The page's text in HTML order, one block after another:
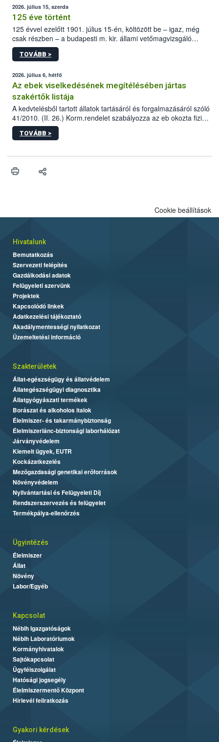
2026. július 15, szerda
125 éve történt
125 évvel ezelőtt 1901. július 15-én, költözött be – igaz, még
csak részben – a budapesti m. kir. állami vetőmagvizsgáló
állomás a Kis Rókus utca 15. szám alatti, Czigler Győző által
tervezett új épületébe.
TOVÁBB >
2026. július 6, hétfő
Az ebek viselkedésének megítélésében jártas
szakértők listája
A kedvtelésből tartott állatok tartásáról és forgalmazásáról szóló
41/2010. (II. 26.) Korm.rendelet szabályozza az eb okozta fizikai
sérülés, illetve ennek veszélye keletkezésekor felmerülő
hatósági feladatokat, valamint a veszélyes eb tartását és annak
vonni az ebek viselkedésének megítélésében jártas szakértőt.
TOVÁBB >
Cookie beállítások
Hivatalunk
Bemutatkozás
Szervezeti felépítés
Gazdálkodási adatok
Felügyeleti szervünk
Projektek
Kapcsolódó linkek
Adatkezelési tájékoztató
Akadálymentességi nyilatkozat
Üzemeltetési információ
Szakterületek
Állat-egészségügy és állatvédelem
Állategészségügyi diagnosztika
Állatgyógyászati termékek
Borászat és alkoholos italok
Élelmiszer- és takarmánybiztonság
Élelmiszerlánc-biztonsági laborhálózat
Járványvédelem
Kiemelt ügyek, EUTR
Kockázatkezelés
Mezőgazdasági genetikai erőforrások
Növényvédelem
Nyilvántartási és Felügyeleti Díj
Rendszerszervezés és felügyelet
Termékpálya-ellenőrzés
Ügyintézés
Élelmiszer
Állat
Növény
Labor/Egyéb
Kapcsolat
Nébih Igazgatóságok
Nébih Laboratóriumok
Kormányhivatalok
Sajtókapcsolat
Ügyfélszolgálat
Hatósági jogsegély
Élelmiszermentő Központ
Hírlevél feliratkozás
Gyakori kérdések